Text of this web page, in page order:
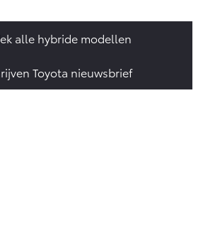
alle hybride modellen
Toyota nieuwsbrief